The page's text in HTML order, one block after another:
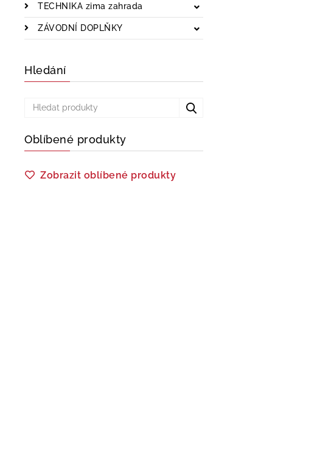
TECHNIKA zima zahrada
ZÁVODNÍ DOPLŇKY
Hledání
Oblíbené produkty
Zobrazit oblíbené produkty